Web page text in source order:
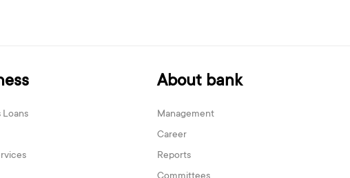
Loans
About bank
Management
Career
Reports